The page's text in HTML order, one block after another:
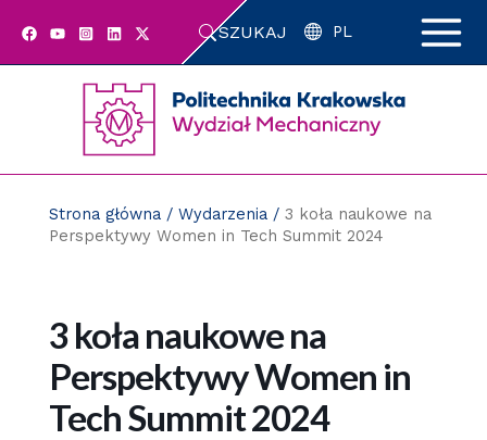
SZUKAJ PL
Strona główna/ Wydarzenia/ 3 koła naukowe na
Perspektywy Women in Tech Summit 2024
3 koła naukowe na
Perspektywy Women in
Tech Summit 2024